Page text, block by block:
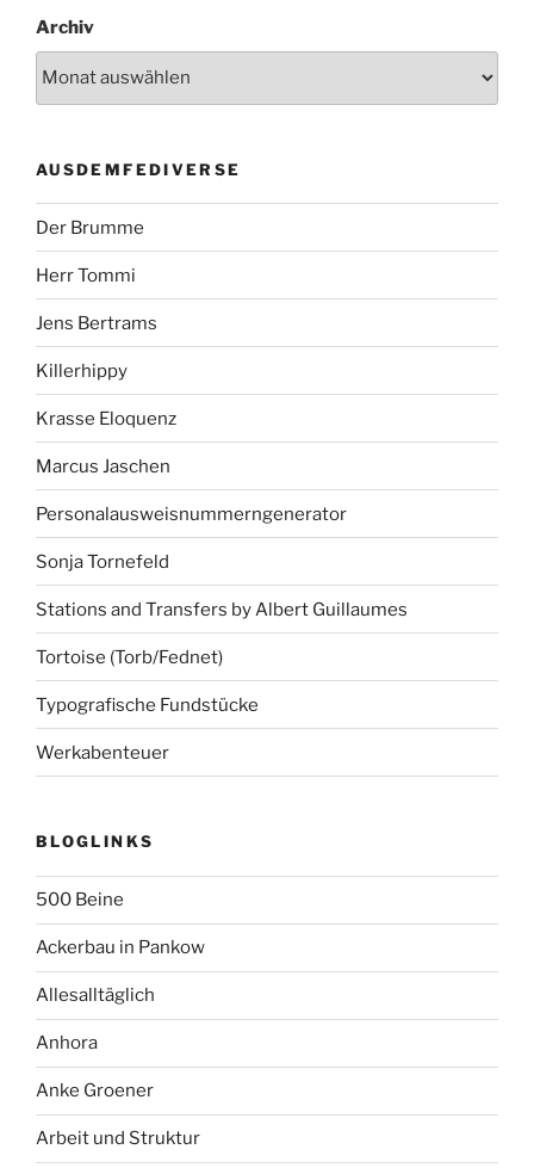
Archiv
AUSDEMFEDIVERSE
Der Brumme
Herr Tommi
Jens Bertrams
Killerhippy
Krasse Eloquenz
Marcus Jaschen
Personalausweisnummerngenerator
Sonja Tornefeld
Stations and Transfers by Albert Guillaumes
Tortoise (Torb/Fednet)
Typografische Fundstücke
Werkabenteuer
BLOGLINKS
500 Beine
Ackerbau in Pankow
Allesalltäglich
Anhora
Anke Groener
Arbeit und Struktur